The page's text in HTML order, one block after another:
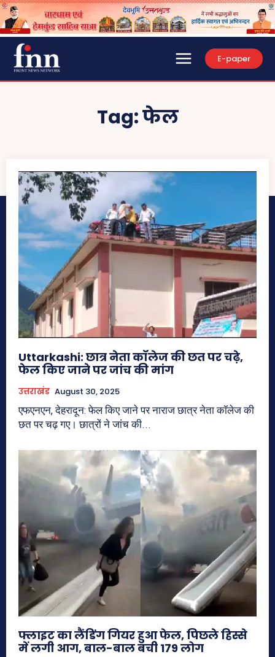
E-paper
Tag:फेल
Uttarkashi: छात्र नेता कॉलेज की छत पर चढ़े,
फेल किए जाने पर जांच की मांग
उत्तराखंड August 30, 2025
एफएनएन, देहरादून: फेल किए जाने पर नाराज छात्र नेता कॉलेज की
छत पर चढ़ गए। छात्रों ने जांच की...
फ्लाइट का लैंडिंग गियर हुआ फेल, पिछले हिस्से
में लगी आग, बाल-बाल बची 179 लोग